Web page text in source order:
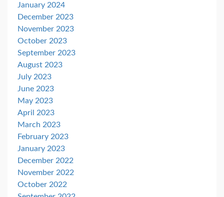
January 2024
December 2023
November 2023
October 2023
September 2023
August 2023
July 2023
June 2023
May 2023
April 2023
March 2023
February 2023
January 2023
December 2022
November 2022
October 2022